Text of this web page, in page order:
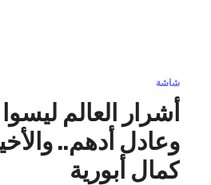
شاشة
أشرار العالم
وعادل أدهم..
كمال أبورية